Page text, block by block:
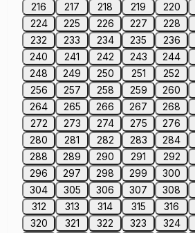
216
217 218 219 220
224
225 226 227 228
232
233 234 235 236
240
241 242 243 244
248
249 250 251 252
256
257 258 259 260
264
265 266 267 268
272
273 274 275 276
280
281 282 283 284
288
289 290 291 292
296
297 298 299 300
304
305 306 307 308
312
313 314 315 316
320
321 322 323 324